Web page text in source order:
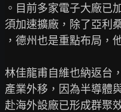
。目前多家電子大廠已
須加速擴廠，除了亞利
，德州也是重點布局，
林佳龍甫自維也納返台
產業外移，因為半導體
赴海外設廠已形成群聚